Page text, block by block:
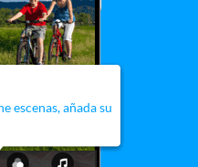
escenas, añada su